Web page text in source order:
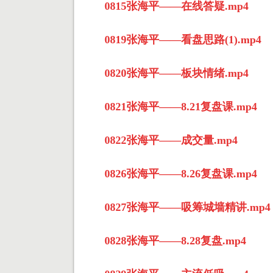
0815张海平——在线答疑.mp4
0819张海平——看盘思路(1).mp4
0820张海平——板块情绪.mp4
0821张海平——8.21复盘课.mp4
0822张海平——成交量.mp4
0826张海平——8.26复盘课.mp4
0827张海平——吸筹城墙精讲.mp4
0828张海平——8.28复盘.mp4